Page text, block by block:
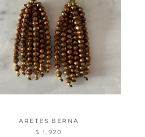
ARETES BERNA
$ 1,920